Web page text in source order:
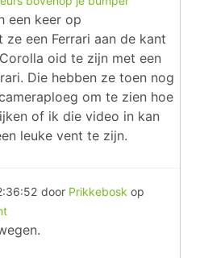
een keer op
ze een Ferrari aan de kant
oid te zijn met een
Die hebben ze toen nog
om te zien hoe
of ik die video in kan
leuke vent te zijn.
door Prikkebosk op